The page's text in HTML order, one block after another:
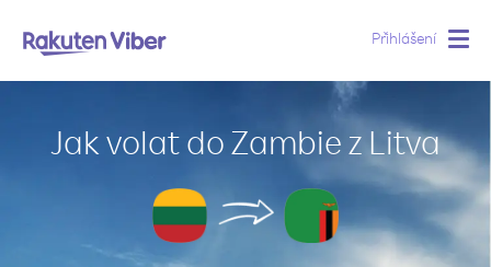
Přihlášení
Jak volat do Zambie z Litva